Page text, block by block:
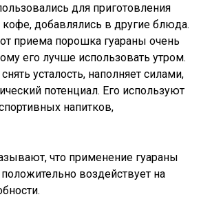
для приготовления
кофе, добавлялись в другие блюда.
приема порошка гуараны очень
его лучше использовать утром.
усталость, наполняет силами,
потенциал. Его используют
напитков,
что применение гуараны
воздействует на